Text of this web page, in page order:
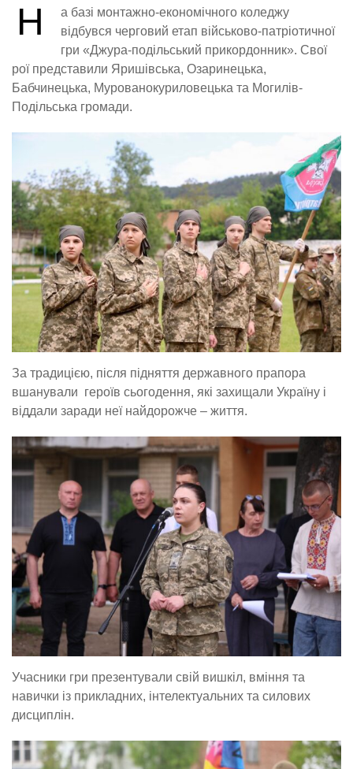
Н
а базі монтажно-економічного коледжу
відбувся черговий етап військово-патріотичної
гри «Джура-подільський прикордонник». Свої
рої представили Яришівська, Озаринецька,
Бабчинецька, Мурованокуриловецька та Могилів-
Подільська громади.
За традицією, після підняття державного прапора
вшанували героїв сьогодення, які захищали Україну і
віддали заради неї найдорожче – життя.
Учасники гри презентували свій вишкіл, вміння та
навички із прикладних, інтелектуальних та силових
дисциплін.